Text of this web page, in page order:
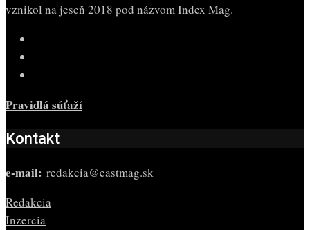
vznikol na jeseň 2018 pod názvom Index Mag.
Pravidlá súťaží
Kontakt
e-mail: redakcia@eastmag.sk
Redakcia
Inzercia